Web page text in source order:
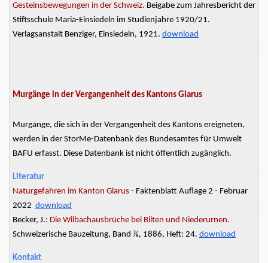
Gesteinsbewegungen in der Schweiz. Beigabe zum Jahresbericht der
Stiftsschule Maria-Einsiedeln im Studienjahre 1920/21.
Verlagsanstalt Benziger, Einsiedeln, 1921. download
Murgänge in der Vergangenheit des Kantons Glarus
Murgänge, die sich in der Vergangenheit des Kantons ereigneten,
werden in der StorMe-Datenbank des Bundesamtes für Umwelt
BAFU erfasst. Diese Datenbank ist nicht öffentlich zugänglich.
Literatur
Naturgefahren im Kanton Glarus - Faktenblatt Auflage 2 - Februar
2022 download
Becker, J.: Die Wilbachausbrüche bei Bilten und Niederurnen.
Schweizerische Bauzeitung, Band ⅞, 1886, Heft: 24. download
Kontakt